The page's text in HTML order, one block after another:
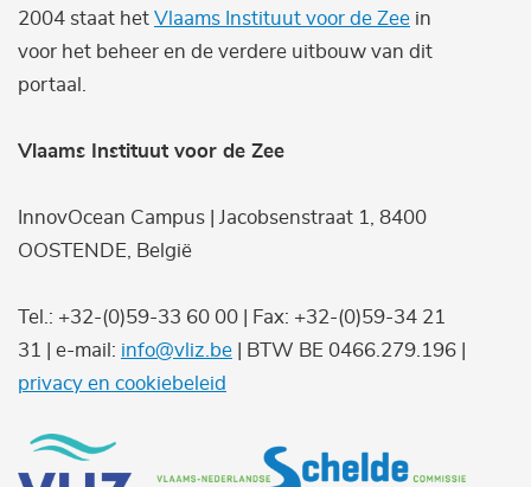
2004 staat het Vlaams Instituut voor de Zee in
voor het beheer en de verdere uitbouw van dit
portaal.
Vlaams Instituut voor de Zee
InnovOcean Campus | Jacobsenstraat 1, 8400
OOSTENDE, België
Tel.: +32-(0)59-33 60 00 | Fax: +32-(0)59-34 21
31 | e-mail: info@vliz.be | BTW BE 0466.279.196 |
privacy en cookiebeleid